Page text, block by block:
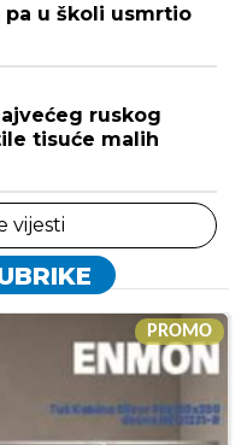
pa u školi usmrtio
ruskog
tisuće malih
vijesti
PROMO